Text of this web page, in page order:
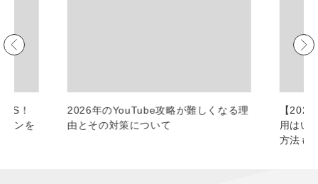
！
ーンを
2026年のYouTube攻略が難しくなる理
由とその対策について
【
用はい
方法も